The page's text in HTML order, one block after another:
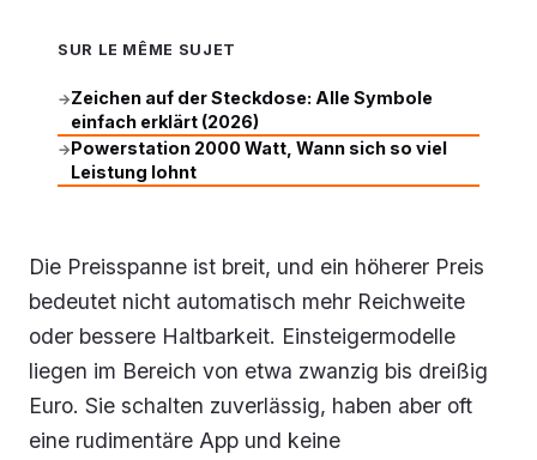
SUR LE MÊME SUJET
→Zeichen auf der Steckdose: Alle Symbole
einfach erklärt (2026)
→Powerstation 2000 Watt, Wann sich so viel
Leistung lohnt
Die Preisspanne ist breit, und ein höherer Preis
bedeutet nicht automatisch mehr Reichweite
oder bessere Haltbarkeit. Einsteigermodelle
liegen im Bereich von etwa zwanzig bis dreißig
Euro. Sie schalten zuverlässig, haben aber oft
eine rudimentäre App und keine